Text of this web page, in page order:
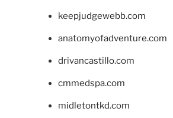
keepjudgewebb.com
anatomyofadventure.com
drivancastillo.com
cmmedspa.com
midletontkd.com